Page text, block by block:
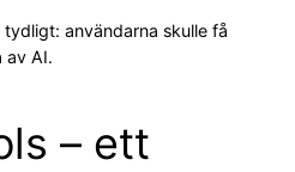
användarna skulle få
av AI.
– ett